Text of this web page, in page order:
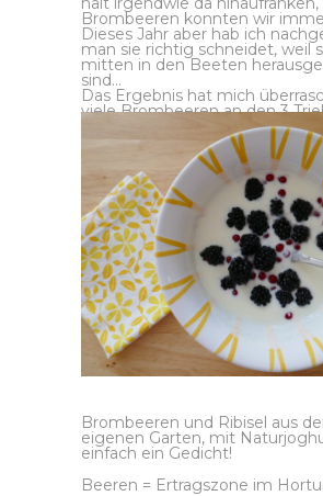
Brombeeren konnten wir
Dieses Jahr aber hab ich
man sie richtig schneidet, weil
mitten in den Beeten
sind…
Das Ergebnis hat mich
viele Brombeeren an den 3
Brombeeren und Ribisel aus
eigenen Garten, mit
einfach ein Gedicht!
Beeren = Ertragszone im